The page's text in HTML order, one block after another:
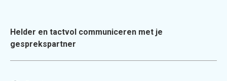
Helder en tactvol communiceren met je
gesprekspartner